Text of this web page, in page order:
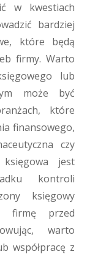
w kwestiach
bardziej
które będą
firmy. Warto
lub
może być
które
finansowego,
czy
księgowa jest
kontroli
księgowy
firmę przed
warto
współpracę z